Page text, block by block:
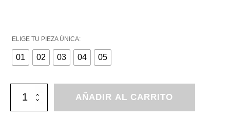
ELIGE TU PIEZA ÚNICA:
01 02 03 04 05
Cuenco
antiguo,
artesanal
AÑADIR AL CARRITO